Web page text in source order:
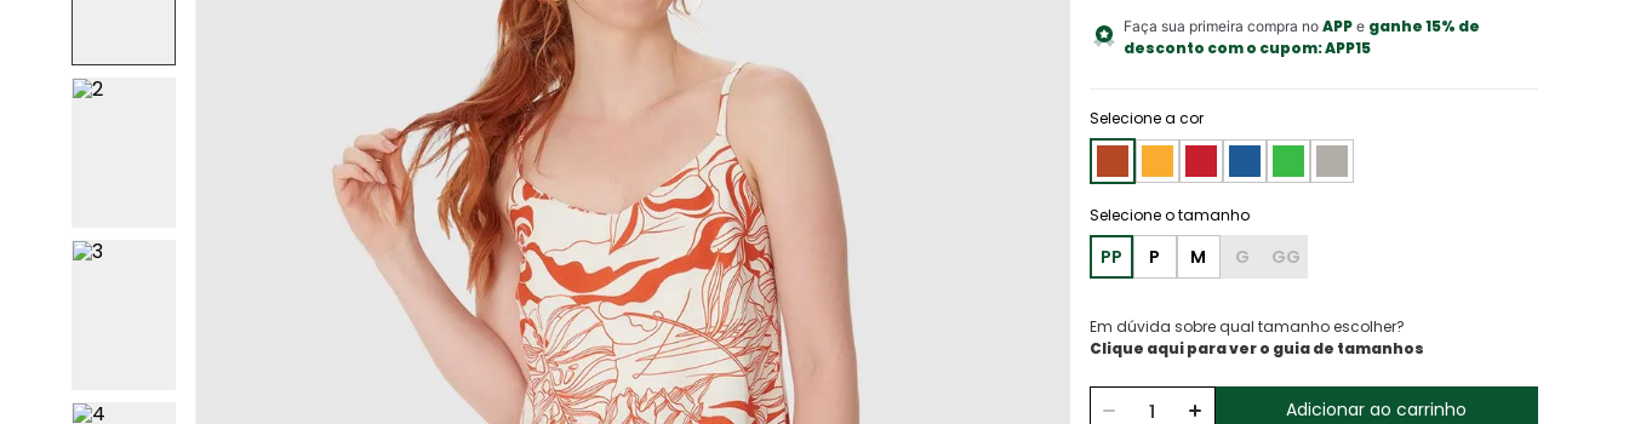
Faça sua primeira compra no APPe ganhe 15% de
desconto com o cupom:APP15
Selecione a cor
PP P M G GG
Em dúvida sobre qual tamanho escolher?
Clique aqui para ver o guia de tamanhos
Adicionar ao carrinho